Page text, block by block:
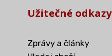
Užitečné odkazy
Zprávy a články